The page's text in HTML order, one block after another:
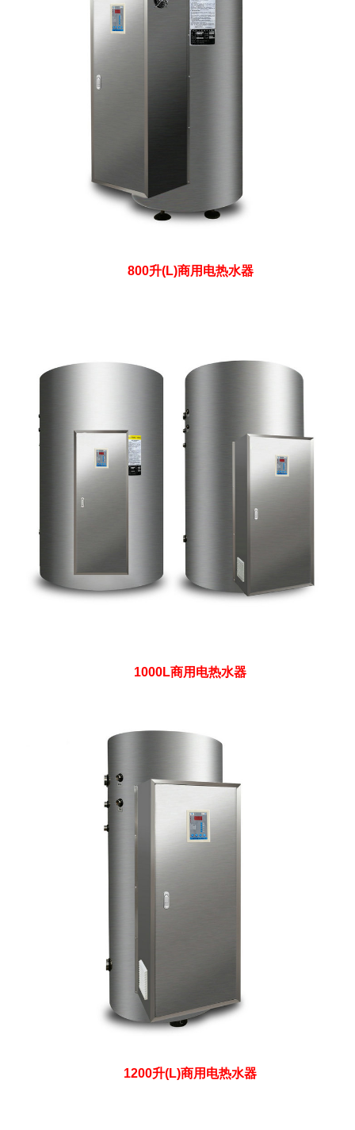
800升(L)商用电热水器
1000L商用电热水器
1200升(L)商用电热水器